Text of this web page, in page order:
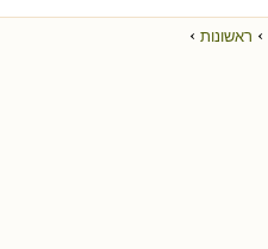
› ראשונות ›